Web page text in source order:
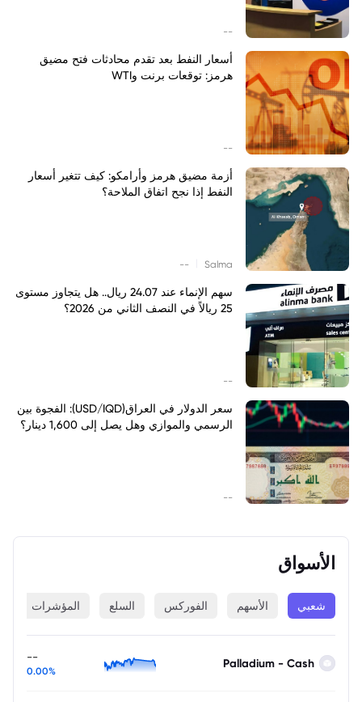
--
أسعار النفط بعد تقدم محادثات فتح مضيق
هرمز: توقعات برنت وWTI
--
أزمة مضيق هرمز وأرامكو: كيف تتغير أسعار
النفط إذا نجح اتفاق الملاحة؟
Salma
--
سهم الإنماء عند 24.07 ريال.. هل يتجاوز مستوى
25 ريالاً في النصف الثاني من 2026؟
--
سعر الدولار في العراق(USD/IQD): الفجوة بين
الرسمي والموازي وهل يصل إلى 1,600 دينار؟
--
الأسواق
شعبي الأسهم الفوركس السلع المؤشرات
Palladium - Cash
--
0.00%